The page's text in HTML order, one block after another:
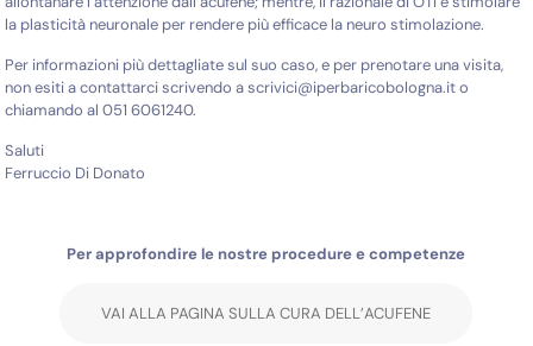
la plasticità neuronale per rendere più efficace la neuro stimolazione.
Per informazioni più dettagliate sul suo caso, e per prenotare una visita,
non esiti a contattarci scrivendo a scrivici@iperbaricobologna.it o
chiamando al 051 6061240.
Saluti
Ferruccio Di Donato
Per approfondire le nostre procedure e competenze
VAI ALLA PAGINA SULLA CURA DELL’ACUFENE